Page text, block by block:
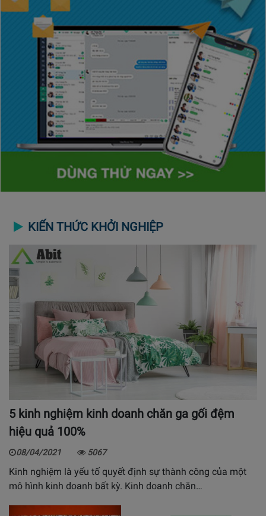
KIẾN THỨC KHỞI NGHIỆP
5 kinh nghiệm kinh doanh chăn ga gối đệm
hiệu quả 100%
08/04/2021 5067
Kinh nghiệm là yếu tố quyết định sự thành công của một
mô hình kinh doanh bất kỳ. Kinh doanh chăn…